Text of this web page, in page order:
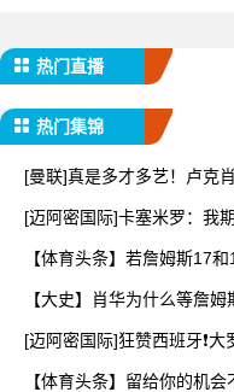
热门直播
热门集锦
[曼联]真是多才多艺！卢克
[迈阿密国际]卡塞米罗：我
【体育头条】若詹姆斯17
【大史】肖华为什么等詹
[迈阿密国际]狂赞西班牙❗
【体育头条】留给你的机